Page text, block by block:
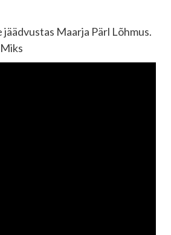
Maarja Pärl Lõhmus.